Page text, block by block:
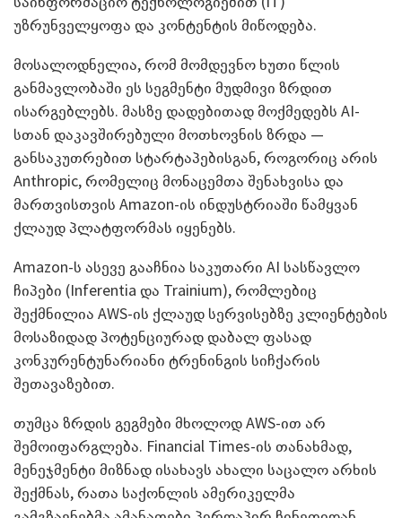
უზრუნველყოფა და კონტენტის მიწოდება.
მოსალოდნელია, რომ მომდევნო ხუთი წლის
განმავლობაში ეს სეგმენტი მუდმივი ზრდით
ისარგებლებს. მასზე დადებითად მოქმედებს AI-
სთან დაკავშირებული მოთხოვნის ზრდა —
განსაკუთრებით სტარტაპებისგან, როგორიც არის
Anthropic, რომელიც მონაცემთა შენახვისა და
მართვისთვის Amazon-ის ინდუსტრიაში წამყვან
ქლაუდ პლატფორმას იყენებს.
Amazon-ს ასევე გააჩნია საკუთარი AI სასწავლო
ჩიპები (Inferentia და Trainium), რომლებიც
შექმნილია AWS-ის ქლაუდ სერვისებზე კლიენტების
მოსაზიდად პოტენციურად დაბალ ფასად
კონკურენტუნარიანი ტრენინგის სიჩქარის
შეთავაზებით.
თუმცა ზრდის გეგმები მხოლოდ AWS-ით არ
შემოიფარგლება. Financial Times-ის თანახმად,
მენეჯმენტი მიზნად ისახავს ახალი საცალო არხის
შექმნას, რათა საქონლის ამერიკელმა